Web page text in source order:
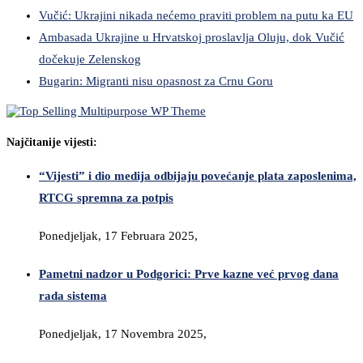
Vučić: Ukrajini nikada nećemo praviti problem na putu ka EU
Ambasada Ukrajine u Hrvatskoj proslavlja Oluju, dok Vučić
dočekuje Zelenskog
Bugarin: Migranti nisu opasnost za Crnu Goru
Najčitanije vijesti:
“Vijesti” i dio medija odbijaju povećanje plata zaposlenima,
RTCG spremna za potpis
Ponedjeljak, 17 Februara 2025,
Pametni nadzor u Podgorici: Prve kazne već prvog dana
rada sistema
Ponedjeljak, 17 Novembra 2025,